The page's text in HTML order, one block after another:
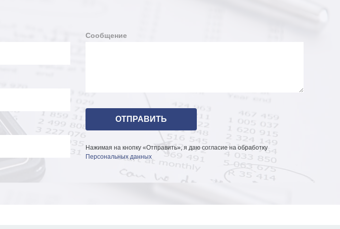
Сообщение
Нажимая на кнопку «Отправить», я даю согласие на обработку
Персональных данных